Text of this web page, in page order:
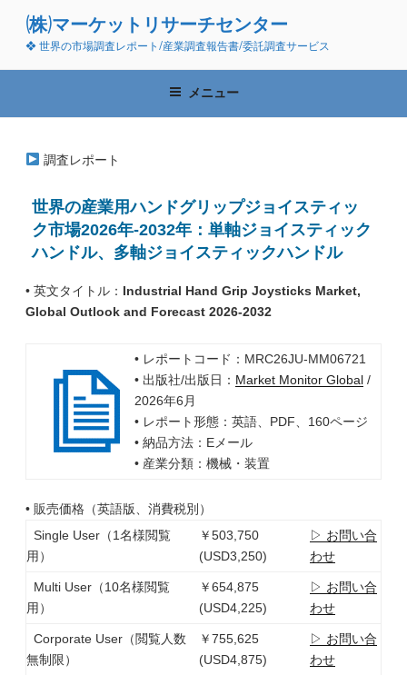
ン
(株)マーケットリサーチセンター
❖ 世界の市場調査レポート/産業調査報告書/委託調査サービス
メニュー
調査レポート
世界の産業用ハンドグリップジョイスティッ
ク市場2026年-2032年：単軸ジョイスティック
ハンドル、多軸ジョイスティックハンドル
• 英文タイトル： Industrial Hand Grip Joysticks Market,
Global Outlook and Forecast 2026-2032
• レポートコード：MRC26JU-MM06721
• 出版社/出版日： Market Monitor Global/
2026年6月
• レポート形態：英語、PDF、160ページ
• 納品方法：Eメール
• 産業分類：機械・装置
• 販売価格（英語版、消費税別）
Single User（1名様閲覧
用）
￥503,750
(USD3,250)
▷ お問い合
わせ
Multi User（10名様閲覧
用）
￥654,875
(USD4,225)
▷ お問い合
わせ
Corporate User（閲覧人数
無制限）
￥755,625
(USD4,875)
▷ お問い合
わせ